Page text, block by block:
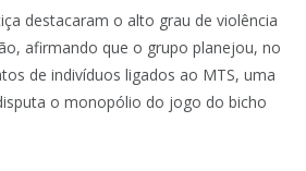
destacaram o alto grau de violência
afirmando que o grupo planejou, no
de indivíduos ligados ao MTS, uma
o monopólio do jogo do bicho